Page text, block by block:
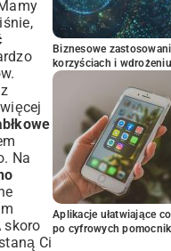
Na
skoro
Ci
Biznesowe
korzyściach i wdrożeniu
Aplikacje ułatwiające
po cyfrowych